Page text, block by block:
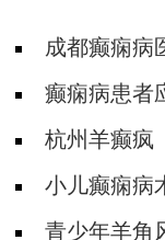
成都癫痫病
癫痫病患者
杭州羊癫疯
小儿癫痫病
青少年羊角